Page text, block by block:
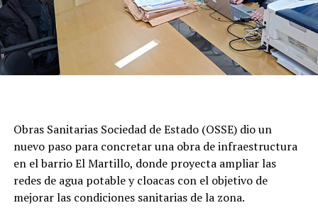
Obras Sanitarias Sociedad de Estado (OSSE) dio un
nuevo paso para concretar una obra de infraestructura
en el barrio El Martillo, donde proyecta ampliar las
redes de agua potable y cloacas con el objetivo de
mejorar las condiciones sanitarias de la zona.